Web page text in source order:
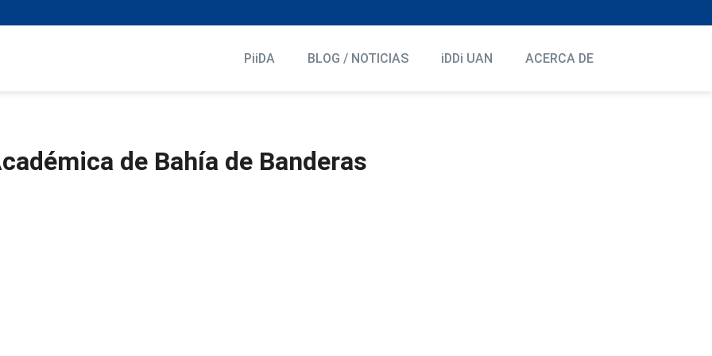
PiiDA BLOG / NOTICIAS iDDi UAN ACERCA DE
de Bahía de Banderas